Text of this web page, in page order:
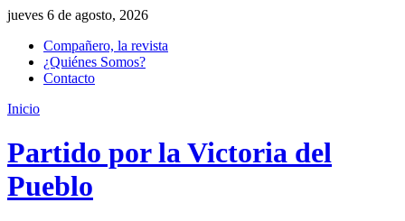
jueves 6 de agosto, 2026
Compañero, la revista
¿Quiénes Somos?
Contacto
Inicio
Partido por la Victoria del
Pueblo